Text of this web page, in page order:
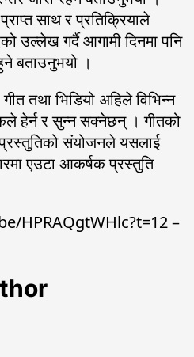
साथ र प्रतिक्रियाले
उल्लेख गर्दै आगामी दिनमा पनि
बताउनुभयो ।
तथा भिडियो अहिले विभिन्न
हेर्न र सुन्न सक्नेछन् । गीतको
संयोजनले यसलाई
एउटा आकर्षक प्रस्तुति
HPRAQgtWHlc?t=12 –